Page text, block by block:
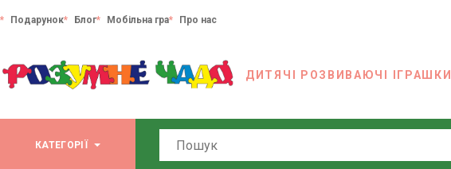
Подарунок Блог Мобільна гра Про нас
ДИТЯЧІ РОЗВИВАЮЧІ ІГРАШКИ
КАТЕГОРІЇ